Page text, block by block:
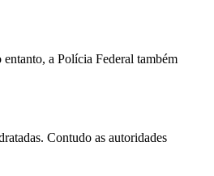
a Polícia Federal também
Contudo as autoridades